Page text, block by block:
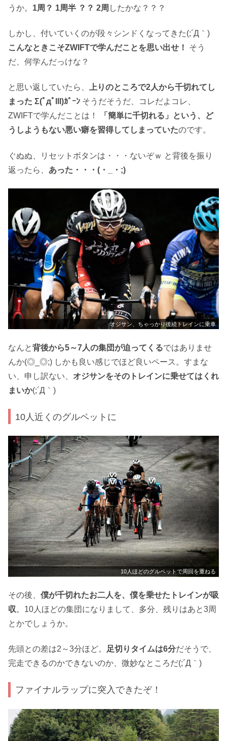
うか。 1周？ 1周半 ？？ 2周 したかな？？？
しかし、付いていくのが段々シンドくなってきた(;´Д｀)
こんなときこそZWIFTで学んだことを思い出せ！
そう
だ、何学んだっけな？
と思い返していたら、 上りのところで2人から千切れてし
まった Σ(ﾟдﾟlll)ｶﾞｰﾝ そうだそうだ、コレだよコレ、
ZWIFTで学んだことは！
「簡単に千切れる」という、ど
うしようもない悪い癖を習得してしまっていたのです。
ぐぬぬ、リセットボタンは・・・ないぞｗ と背後を振り
返ったら、 あった・・・(・_・;)
オジサン、ちゃっかり後続トレインに乗車
なんと背後から5～7人の集団が迫ってくるではありませ
んか(◎_◎;) しかも良い感じでほど良いペース。すまな
い、申し訳ない、 オジサンをそのトレインに乗せてはくれ
まいか(;´Д｀)
10人近くのグルペットに
10人ほどのグルペットで周回を重ねる
その後、 僕が千切れたお二人を、僕を乗せたトレインが吸
収 。10人ほどの集団になりまして、多分、残りはあと3周
とかでしょうか。
先頭との差は2～3分ほど。 足切りタイムは6分だそうで、
完走できるのかできないのか、微妙なところだ(;´Д｀)
ファイナルラップに突入できたぞ！